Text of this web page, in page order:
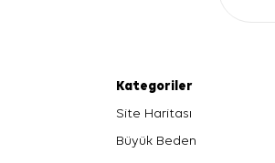
Kategoriler
Site Haritası
Büyük Beden